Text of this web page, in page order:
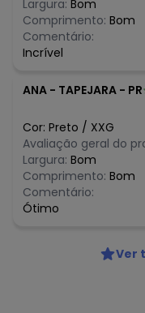
Largura: Bom
Comprimento: Bom
Comentário:
Incrível
ANA - TAPEJARA - PR
Cor: Preto / XXG
Avaliação geral do
Largura: Bom
Comprimento: Bom
Comentário:
Ótimo
Ver